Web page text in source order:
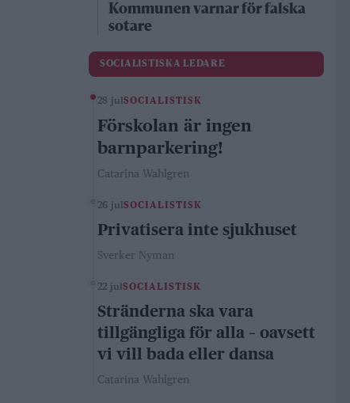
Kommunen varnar för falska
sotare
SOCIALISTISKA LEDARE
28 julSOCIALISTISK
Förskolan är ingen
barnparkering!
Catarina Wahlgren
26 julSOCIALISTISK
Privatisera inte sjukhuset
Sverker Nyman
22 julSOCIALISTISK
Stränderna ska vara
tillgängliga för alla – oavsett
vi vill bada eller dansa
Catarina Wahlgren